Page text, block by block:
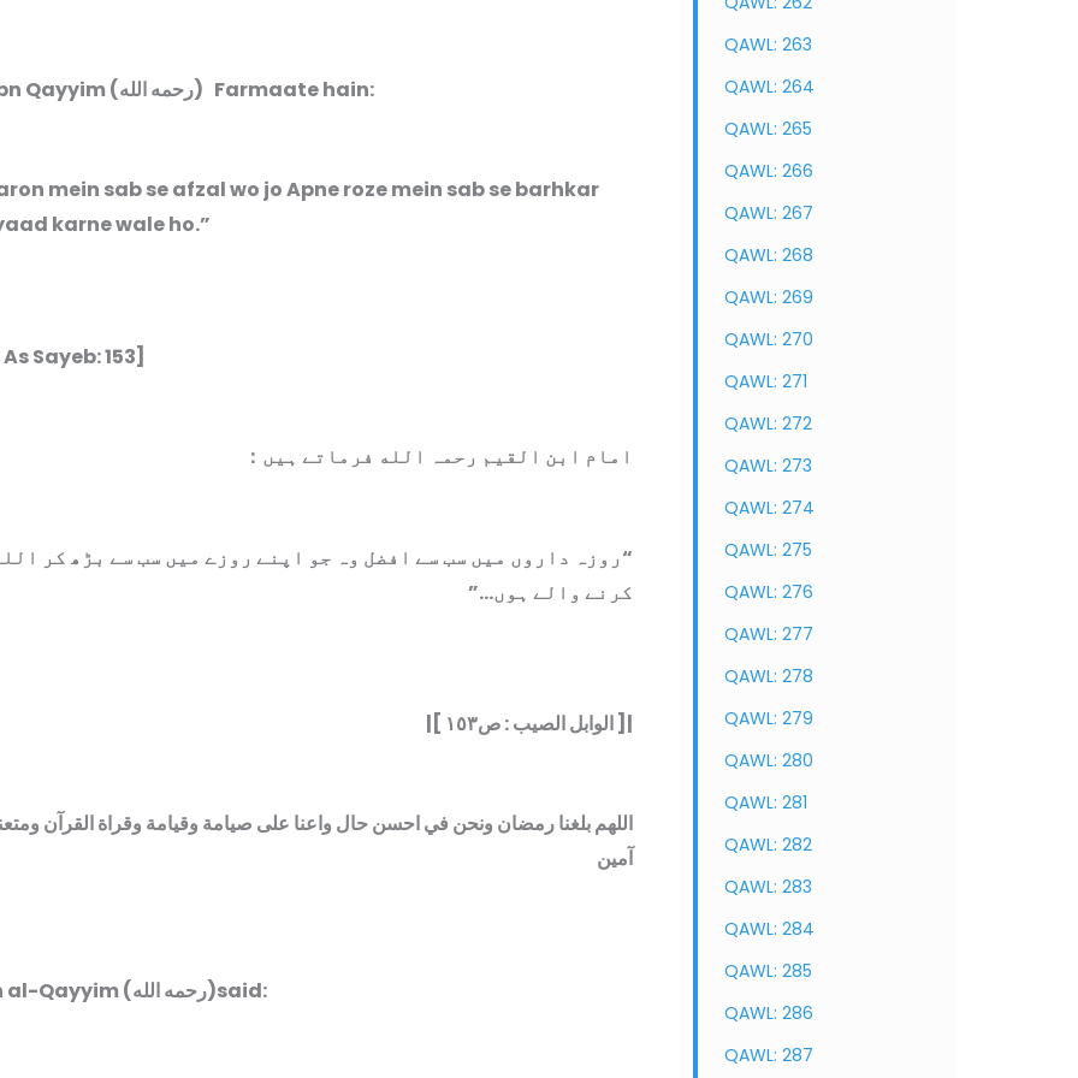
Imaam Ibn Qayyim (رحمه الله) Farmaate hain:
mein sab se afzal wo jo Apne roze mein sab se barhkar
karne wale ho.”
Sayeb: 153]
امام ابن القیم رحمہ الله فرماتے ہیں ：
“روزہ داروں میں سب سے افضل وہ جو اپنے روزے میں سب سے بڑھ کر
کرنے والے ہوں…”
|[ الوابل الصيب : ص١٥٣ ]|
اللهم بلغنا رمضان ونحن في احسن حال واعنا على صيامة وقيامة وقراة القرآن ومتعنا
آمین
Imam Ibn al-Qayyim (رحمه الله)said:
QAWL: 263
QAWL: 264
QAWL: 265
QAWL: 266
QAWL: 267
QAWL: 268
QAWL: 269
QAWL: 270
QAWL: 271
QAWL: 272
QAWL: 273
QAWL: 274
QAWL: 275
QAWL: 276
QAWL: 277
QAWL: 278
QAWL: 279
QAWL: 280
QAWL: 281
QAWL: 282
QAWL: 283
QAWL: 284
QAWL: 285
QAWL: 286
QAWL: 287